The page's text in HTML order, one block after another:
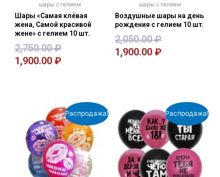
шары с гелием
Шары «Самая клёвая
жена, Самой красивой
жене» с гелием 10 шт.
2,750.00₽
1,900.00 ₽
шары с гелием
Воздушные шары на день
рождения с гелием 10 шт.
2,050.00₽
1,900.00 ₽
Распродажа! Распродажа!